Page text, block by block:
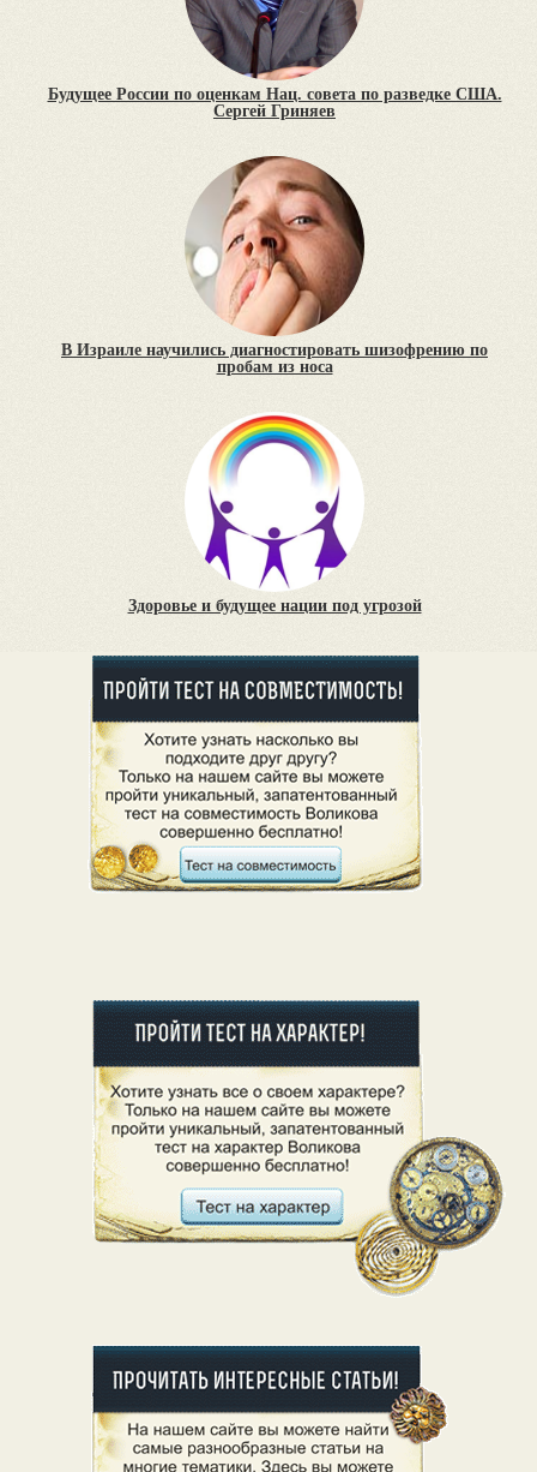
Будущее России по оценкам Нац. совета по разведке США.
Сергей Гриняев
В Израиле научились диагностировать шизофрению по
пробам из носа
Здоровье и будущее нации под угрозой